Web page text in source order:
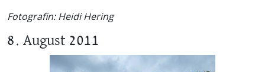
Fotografin: Heidi Hering
8. August 2011